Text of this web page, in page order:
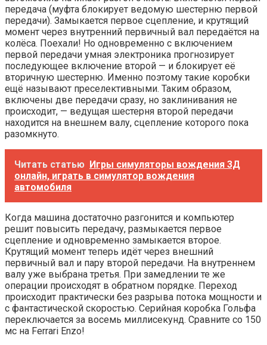
передача (муфта блокирует ведомую шестерню первой
передачи). Замыкается первое сцепление, и крутящий
момент через внутренний первичный вал передаётся на
колёса. Поехали! Но одновременно с включением
первой передачи умная электроника прогнозирует
последующее включение второй — и блокирует её
вторичную шестерню. Именно поэтому такие коробки
ещё называют преселективными. Таким образом,
включены две передачи сразу, но заклинивания не
происходит, — ведущая шестерня второй передачи
находится на внешнем валу, сцепление которого пока
разомкнуто.
Читать статью Игры симуляторы вождения 3Д
онлайн, играть в симулятор вождения
автомобиля
Когда машина достаточно разгонится и компьютер
решит повысить передачу, размыкается первое
сцепление и одновременно замыкается второе.
Крутящий момент теперь идёт через внешний
первичный вал и пару второй передачи. На внутреннем
валу уже выбрана третья. При замедлении те же
операции происходят в обратном порядке. Переход
происходит практически без разрыва потока мощности и
с фантастической скоростью. Серийная коробка Гольфа
переключается за восемь миллисекунд. Сравните со 150
мс на Ferrari Enzo!